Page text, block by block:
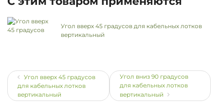
Угол вверх 45 градусов для кабельных лотков
вертикальный
Угол вверх 45 градусов
для кабельных лотков
вертикальный
Угол вниз 90 градусов
для кабельных лотков
вертикальный